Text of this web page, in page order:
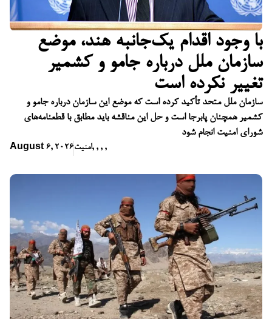
با وجود اقدام یک‌جانبه هند، موضع
سازمان ملل درباره جامو و کشمیر
تغییر نکرده است
سازمان ملل متحد تأکید کرده است که موضع این سازمان درباره جامو و
کشمیر همچنان پابرجا است و حل این مناقشه باید مطابق با قطعنامه‌های
شورای امنیت انجام شود
August 6, 2026امنیت, , , ,